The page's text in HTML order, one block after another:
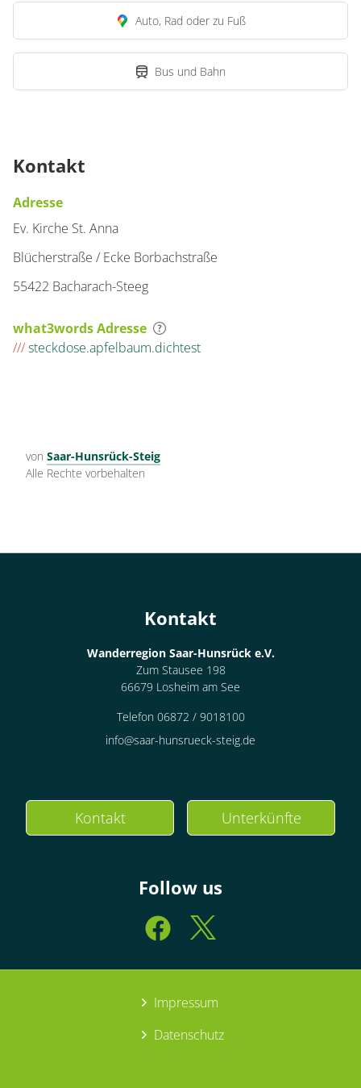
Auto, Rad oder zu Fuß
Bus und Bahn
Kontakt
Adresse
Ev. Kirche St. Anna
Blücherstraße / Ecke Borbachstraße
55422 Bacharach-Steeg
what3words Adresse
///steckdose.apfelbaum.dichtest
von Saar-Hunsrück-Steig
Alle Rechte vorbehalten
Kontakt
Wanderregion Saar-Hunsrück e.V.
Zum Stausee 198
66679 Losheim am See
Telefon 06872 / 9018100
info@saar-hunsrueck-steig.de
Kontakt Unterkünfte
Follow us
Impressum
Datenschutz